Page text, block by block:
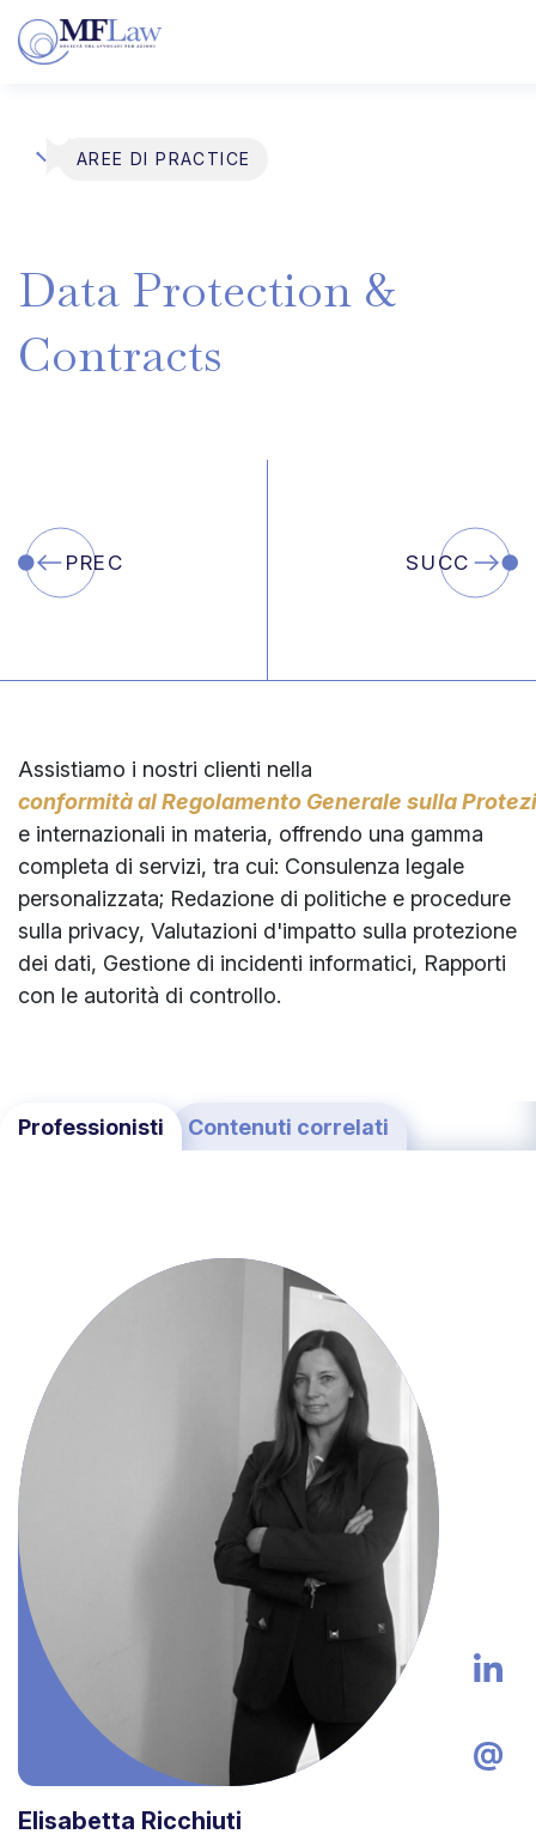
AREE DI PRACTICE
PREC
Data Protection &
Contracts
SUCC
Assistiamo i nostri clienti nella
conformità al Regolamento Generale sulla
e internazionali in materia, offrendo una gamma
completa di servizi, tra cui: Consulenza legale
personalizzata; Redazione di politiche e procedure
sulla privacy, Valutazioni d'impatto sulla protezione
dei dati, Gestione di incidenti informatici, Rapporti
con le autorità di controllo.
Professionisti Contenuti correlati
Elisabetta Ricchiuti